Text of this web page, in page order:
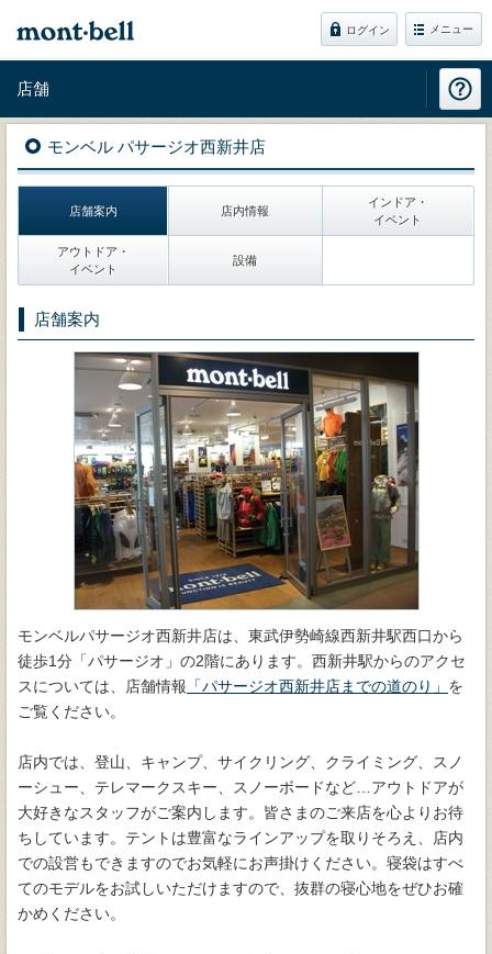
ログイン メニュー
店舗
モンベル パサージオ西新井店
店舗案内 店内情報
インドア・
イベント
アウトドア・
イベント
設備
店舗案内
モンベルパサージオ西新井店は、東武伊勢崎線西新井駅西口から
徒歩1分「パサージオ」の2階にあります。西新井駅からのアクセ
スについては、店舗情報 「パサージオ西新井店までの道のり」 を
ご覧ください。
店内では、登山、キャンプ、サイクリング、クライミング、スノ
ーシュー、テレマークスキー、スノーボードなど…アウトドアが
大好きなスタッフがご案内します。皆さまのご来店を心よりお待
ちしています。テントは豊富なラインアップを取りそろえ、店内
での設営もできますのでお気軽にお声掛けください。寝袋はすべ
てのモデルをお試しいただけますので、抜群の寝心地をぜひお確
かめください。